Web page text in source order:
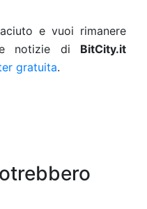
e vuoi rimanere
notizie di BitCity.it
gratuita.